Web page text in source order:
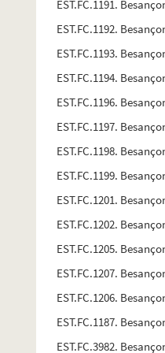
EST.FC.1191.
EST.FC.1192.
EST.FC.1193.
EST.FC.1194.
EST.FC.1196.
EST.FC.1197.
EST.FC.1198.
EST.FC.1199.
EST.FC.1201.
EST.FC.1202.
EST.FC.1205.
EST.FC.1207.
EST.FC.1206.
EST.FC.1187.
EST.FC.3982.